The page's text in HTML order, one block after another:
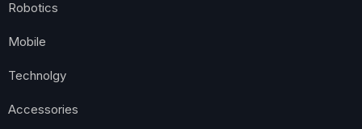
Robotics
Mobile
Technolgy
Accessories